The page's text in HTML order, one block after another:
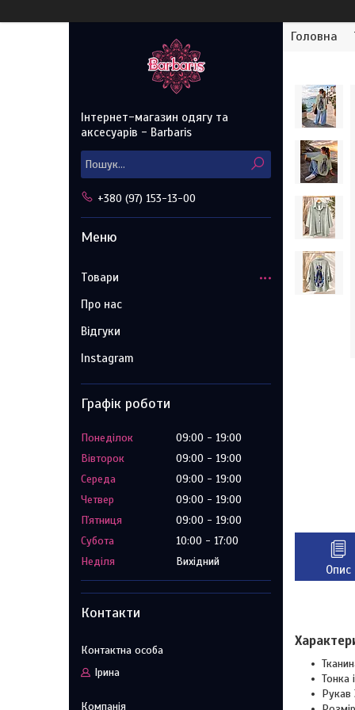
Головна
Опис
Тонка
Інтернет-магазин одягу та
аксесуарів - Barbaris
+380 (97) 153-13-00
Товари
Про нас
Відгуки
Instagram
Графік роботи
Понеділок 09:00
19:00
Вівторок
09:00
19:00
Середа
09:00
19:00
Четвер
09:00
19:00
Пʼятниця
09:00
19:00
Субота
10:00
17:00
Неділя
Вихідний
Контакти
Ірина